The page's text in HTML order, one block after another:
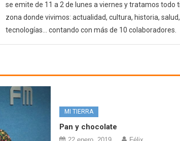
se emite de 11 a 2 de lunes a viernes y tratamos todo
zona donde vivimos: actualidad, cultura, historia,
tecnologías… contando con más de 10 colaboradores.
MI TIERRA
Pan y chocolate